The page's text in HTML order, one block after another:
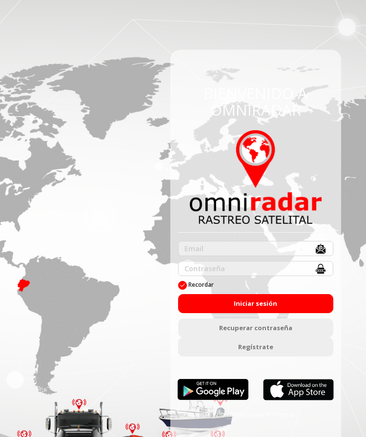
BIENVENIDO A
OMNIRADAR
Recordar
Iniciar sesión
Recuperar contraseña
Regístrate
Ubicamos lo que te Interesa